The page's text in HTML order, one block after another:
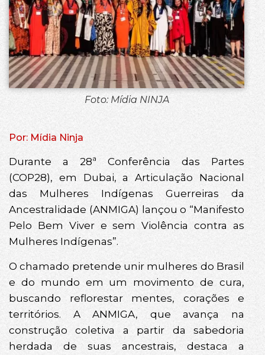
Foto: Mídia NINJA
Por: Mídia Ninja
Durante a 28ª Conferência das Partes
(COP28), em Dubai, a Articulação Nacional
das Mulheres Indígenas Guerreiras da
Ancestralidade (ANMIGA) lançou o “Manifesto
Pelo Bem Viver e sem Violência contra as
Mulheres Indígenas”.
O chamado pretende unir mulheres do Brasil
e do mundo em um movimento de cura,
buscando reflorestar mentes, corações e
territórios. A ANMIGA, que avança na
construção coletiva a partir da sabedoria
herdada de suas ancestrais, destaca a